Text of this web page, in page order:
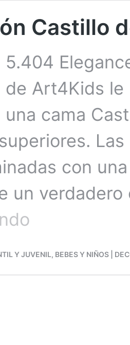
Castillo
5.404
de Art4Kids le
una cama
con
un
Elegance
Y JUVENIL, BEBES Y NIÑOS |